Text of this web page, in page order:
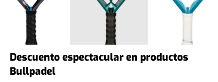
Descuento espectacular en productos
Bullpadel